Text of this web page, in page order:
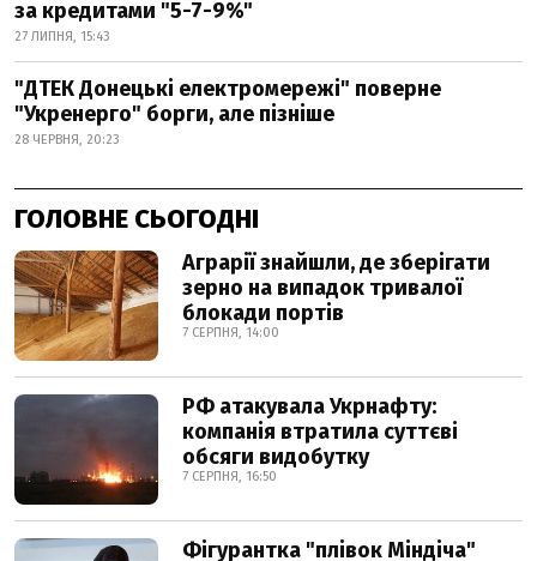
за кредитами "5-7-9%"
27 ЛИПНЯ, 15:43
"ДТЕК Донецькі електромережі" поверне
"Укренерго" борги, але пізніше
28 ЧЕРВНЯ, 20:23
ГОЛОВНЕ СЬОГОДНІ
Аграрії знайшли, де зберігати
зерно на випадок тривалої
блокади портів
7 СЕРПНЯ, 14:00
РФ атакувала Укрнафту:
компанія втратила суттєві
обсяги видобутку
7 СЕРПНЯ, 16:50
Фігурантка "плівок Міндіча"